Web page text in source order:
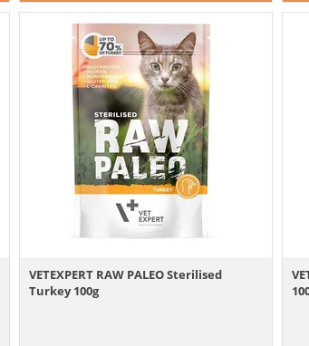
VETEXPERT RAW PALEO Sterilised
Turkey 100g